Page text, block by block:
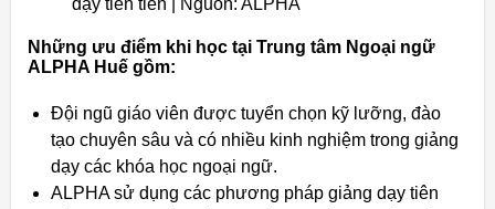
Những ưu điểm khi học tại Trung tâm Ngoại ngữ
ALPHA Huế gồm:
Đội ngũ giáo viên được tuyển chọn kỹ lưỡng, đào
tạo chuyên sâu và có nhiều kinh nghiệm trong giảng
dạy các khóa học ngoại ngữ.
ALPHA sử dụng các phương pháp giảng dạy tiên